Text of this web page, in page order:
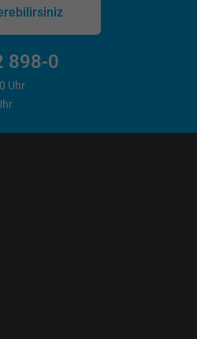
898-0
Uhr